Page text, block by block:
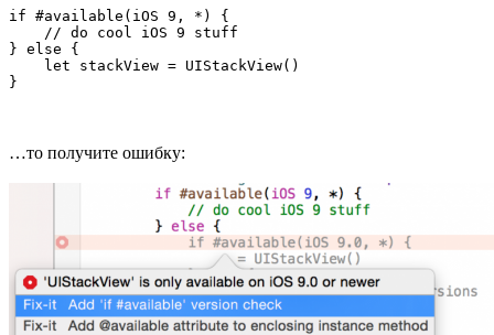
if #available(iOS 9, *) {
    // do cool iOS 9 stuff
} else {
    let stackView = UIStackView()
…то получите ошибку: